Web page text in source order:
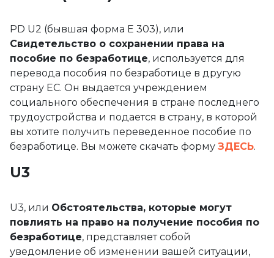
PD U2 (бывшая форма E 303), или
Свидетельство о сохранении права на
пособие по безработице, используется для
перевода пособия по безработице в другую
страну ЕС. Он выдается учреждением
социального обеспечения в стране последнего
трудоустройства и подается в страну, в которой
вы хотите получить переведенное пособие по
безработице. Вы можете скачать форму ЗДЕСЬ.
U3
U3, или Обстоятельства, которые могут
повлиять на право на получение пособия по
безработице, представляет собой
уведомление об изменении вашей ситуации,